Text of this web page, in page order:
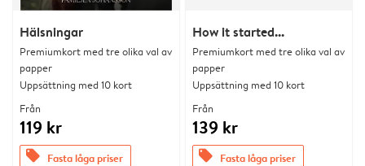
Hälsningar
Premiumkort med tre olika val av
papper
Uppsättning med 10 kort
Från
119 kr
offers Fasta låga priser
How it started...
Premiumkort med tre olika val av
papper
Uppsättning med 10 kort
Från
139 kr
offers Fasta låga priser